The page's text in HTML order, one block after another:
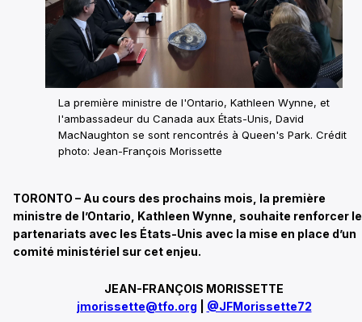
La première ministre de l'Ontario, Kathleen Wynne, et
l'ambassadeur du Canada aux États-Unis, David
MacNaughton se sont rencontrés à Queen's Park. Crédit
photo: Jean-François Morissette
TORONTO – Au cours des prochains mois, la première
ministre de l’Ontario, Kathleen Wynne, souhaite renforcer
partenariats avec les États-Unis avec la mise en place d’un
comité ministériel sur cet enjeu.
JEAN-FRANÇOIS MORISSETTE
jmorissette@tfo.org
@JFMorissette72